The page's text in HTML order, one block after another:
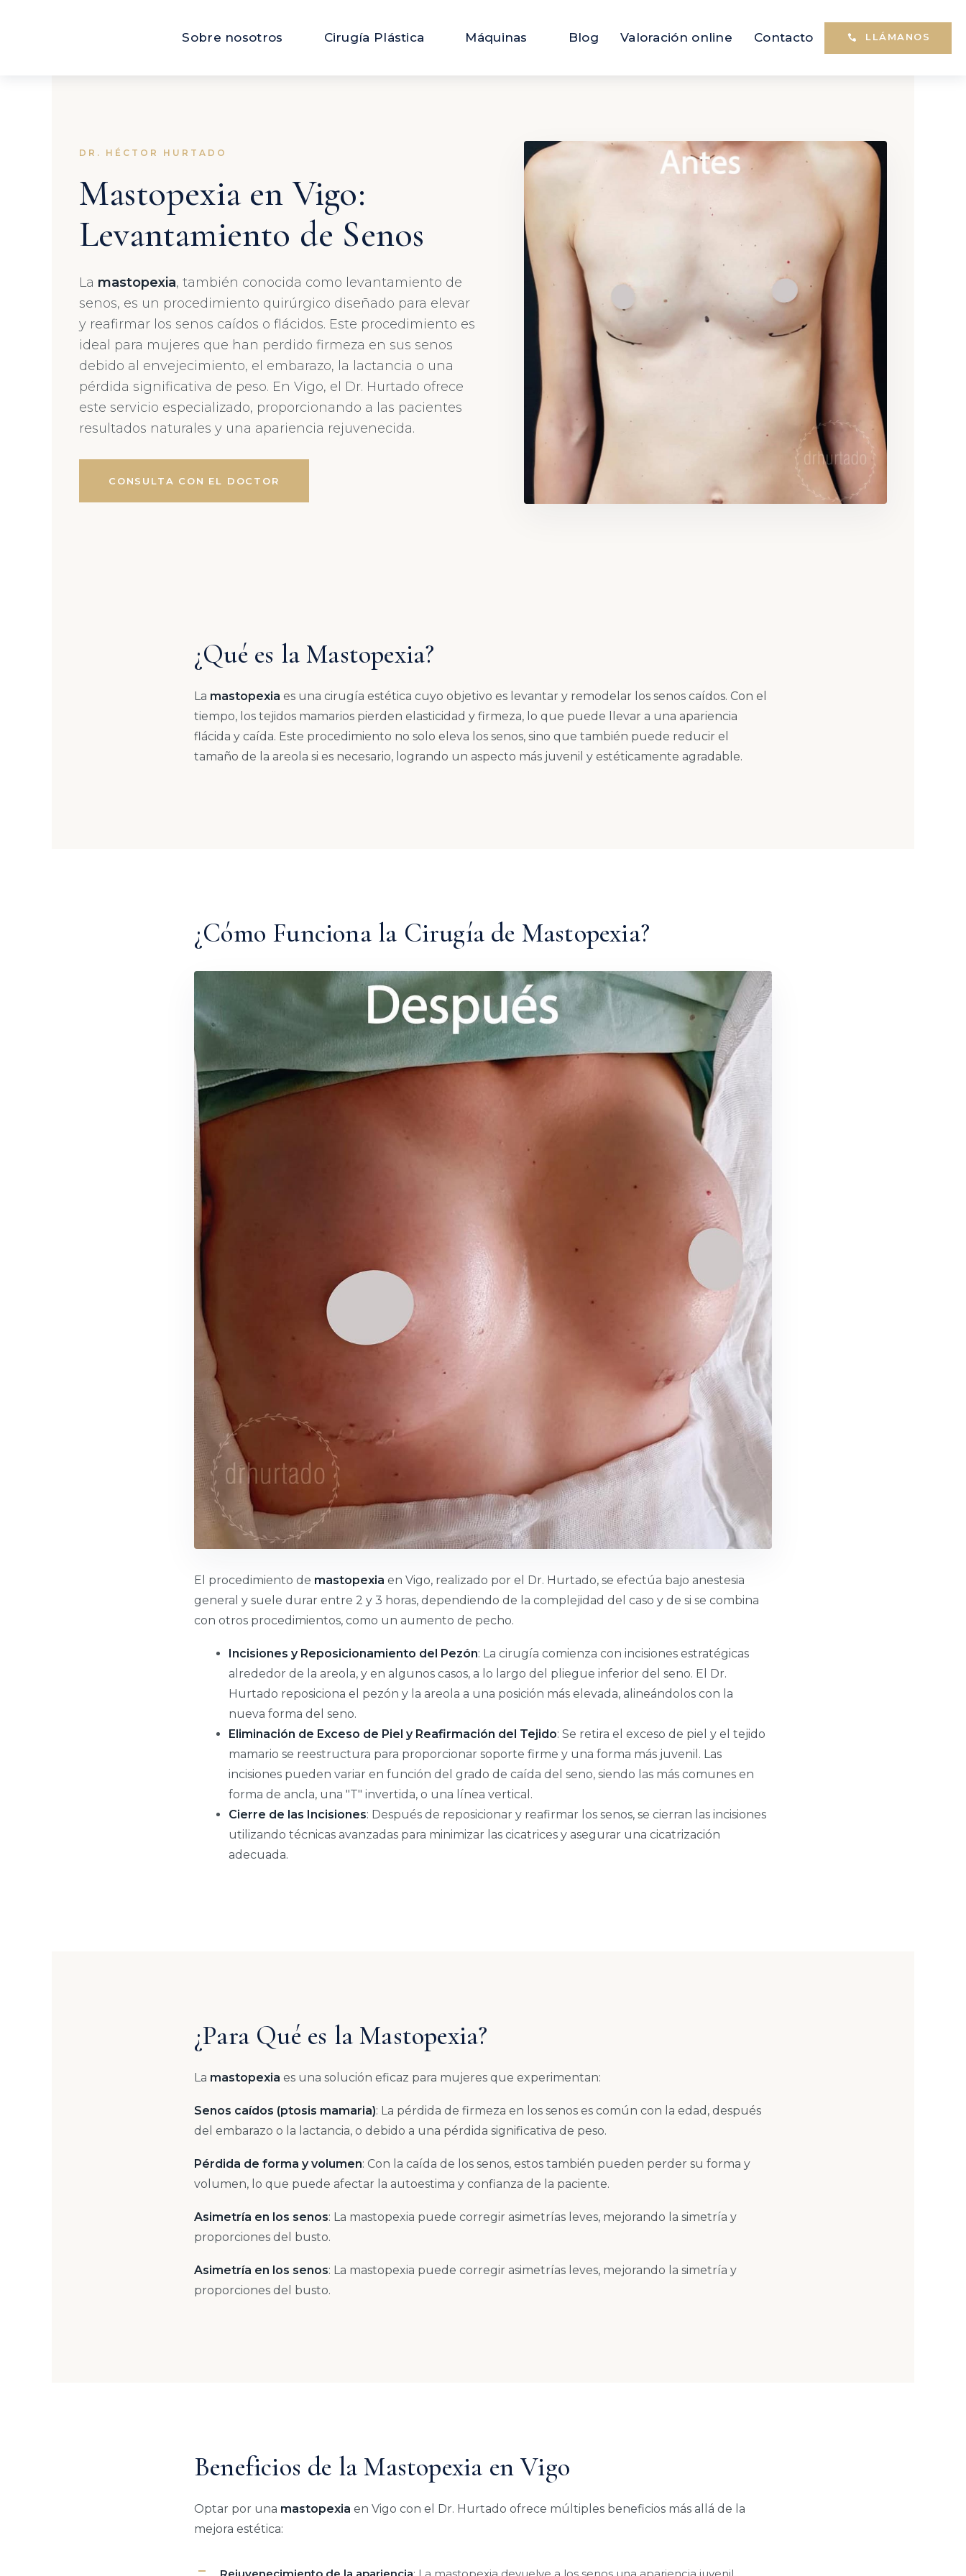
Sobre nosotros Cirugía Plástica Máquinas Blog Valoración online Contacto LLÁMANOS
DR. HÉCTOR HURTADO
Mastopexia en Vigo:
Levantamiento de Senos
La mastopexia, también conocida como levantamiento de
senos, es un procedimiento quirúrgico diseñado para elevar
y reafirmar los senos caídos o flácidos. Este procedimiento es
ideal para mujeres que han perdido firmeza en sus senos
debido al envejecimiento, el embarazo, la lactancia o una
pérdida significativa de peso. En Vigo, el Dr. Hurtado ofrece
este servicio especializado, proporcionando a las pacientes
resultados naturales y una apariencia rejuvenecida.
CONSULTA CON EL DOCTOR
¿Qué es la Mastopexia?
La mastopexia es una cirugía estética cuyo objetivo es levantar y remodelar los senos caídos. Con el
tiempo, los tejidos mamarios pierden elasticidad y firmeza, lo que puede llevar a una apariencia
flácida y caída. Este procedimiento no solo eleva los senos, sino que también puede reducir el
tamaño de la areola si es necesario, logrando un aspecto más juvenil y estéticamente agradable.
¿Cómo Funciona la Cirugía de Mastopexia?
El procedimiento de mastopexia en Vigo, realizado por el Dr. Hurtado, se efectúa bajo anestesia
general y suele durar entre 2 y 3 horas, dependiendo de la complejidad del caso y de si se combina
con otros procedimientos, como un aumento de pecho.
Incisiones y Reposicionamiento del Pezón: La cirugía comienza con incisiones estratégicas
alrededor de la areola, y en algunos casos, a lo largo del pliegue inferior del seno. El Dr.
Hurtado reposiciona el pezón y la areola a una posición más elevada, alineándolos con la
nueva forma del seno.
Eliminación de Exceso de Piel y Reafirmación del Tejido: Se retira el exceso de piel y el tejido
mamario se reestructura para proporcionar soporte firme y una forma más juvenil. Las
incisiones pueden variar en función del grado de caída del seno, siendo las más comunes en
forma de ancla, una "T" invertida, o una línea vertical.
Cierre de las Incisiones: Después de reposicionar y reafirmar los senos, se cierran las incisiones
utilizando técnicas avanzadas para minimizar las cicatrices y asegurar una cicatrización
adecuada.
¿Para Qué es la Mastopexia?
La mastopexia es una solución eficaz para mujeres que experimentan:
Senos caídos (ptosis mamaria): La pérdida de firmeza en los senos es común con la edad, después
del embarazo o la lactancia, o debido a una pérdida significativa de peso.
Pérdida de forma y volumen: Con la caída de los senos, estos también pueden perder su forma y
volumen, lo que puede afectar la autoestima y confianza de la paciente.
Asimetría en los senos: La mastopexia puede corregir asimetrías leves, mejorando la simetría y
proporciones del busto.
Asimetría en los senos: La mastopexia puede corregir asimetrías leves, mejorando la simetría y
proporciones del busto.
Beneficios de la Mastopexia en Vigo
Optar por una mastopexia en Vigo con el Dr. Hurtado ofrece múltiples beneficios más allá de la
mejora estética: